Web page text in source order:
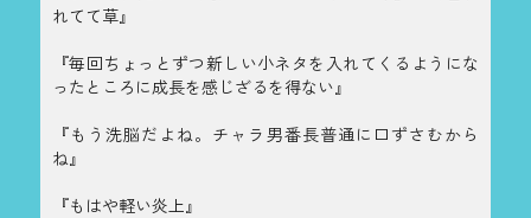
れてて草』
『毎回ちょっとずつ新しい小ネタを入れてくるようにな
ったところに成長を感じざるを得ない』
『もう洗脳だよね。チャラ男番長普通に口ずさむから
ね』
『もはや軽い炎上』